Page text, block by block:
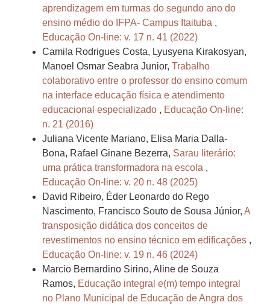
aprendizagem em turmas do segundo ano do
ensino médio do IFPA- Campus Itaituba ,
Educação On-line: v. 17 n. 41 (2022)
Camila Rodrigues Costa, Lyusyena Kirakosyan,
Manoel Osmar Seabra Junior, Trabalho
colaborativo entre o professor do ensino comum
na interface educação física e atendimento
educacional especializado , Educação On-line:
n. 21 (2016)
Juliana Vicente Mariano, Elisa Maria Dalla-
Bona, Rafael Ginane Bezerra, Sarau literário:
uma prática transformadora na escola ,
Educação On-line: v. 20 n. 48 (2025)
David Ribeiro, Éder Leonardo do Rego
Nascimento, Francisco Souto de Sousa Júnior, A
transposição didática dos conceitos de
revestimentos no ensino técnico em edificações ,
Educação On-line: v. 19 n. 46 (2024)
Marcio Bernardino Sirino, Aline de Souza
Ramos, Educação integral e(m) tempo integral
no Plano Municipal de Educação de Angra dos